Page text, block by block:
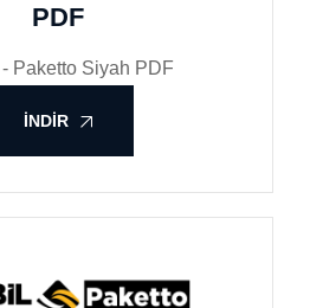
PDF
Paketto Siyah PDF
İNDIR